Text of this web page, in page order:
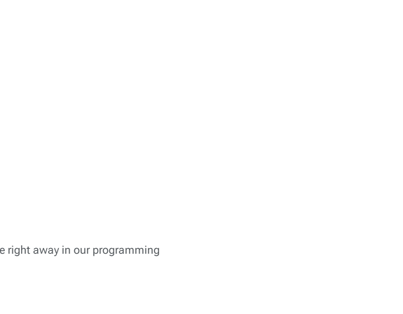
right away in our programming